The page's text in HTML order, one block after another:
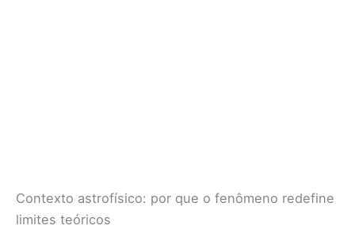
Contexto astrofísico: por que o fenômeno redefine
limites teóricos